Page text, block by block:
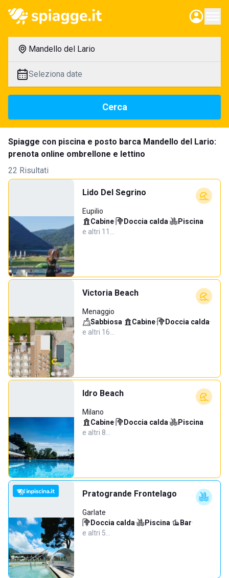
Mandello del Lario
Seleziona date
Cerca
Spiagge con piscina e posto barca Mandello del Lario:
prenota online ombrellone e lettino
22 Risultati
Lido Del Segrino
Eupilio
Cabine· Doccia calda· Piscina·
e altri 11…
Victoria Beach
Menaggio
Sabbiosa· Cabine· Doccia calda·
e altri 16…
Idro Beach
Milano
Cabine· Doccia calda· Piscina·
e altri 8…
Pratogrande Frontelago
Garlate
Doccia calda· Piscina· Bar·
e altri 5…